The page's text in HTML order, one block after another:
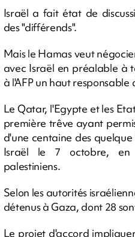
Israël a fait état de
des "différends".
Mais le Hamas veut
avec Israël en préalable à
à l'AFP un haut
Le Qatar, l'Egypte et les
première trêve ayant
d'une centaine des
Israël le 7 octobre, en
palestiniens.
Selon les autorités
détenus à Gaza, dont 28
Le projet d'accord